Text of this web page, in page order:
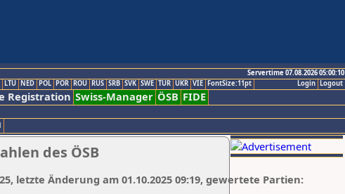
Servertime 07.08.2026 05:00:10
Logout
Login
LTU NED POL POR ROU RUS SRB SVK SWE TUR UKR VIE FontSize:11pt
Registration Swiss-Manager ÖSB FIDE
des ÖSB
letzte Änderung am 01.10.2025 09:19, gewertete Partien: